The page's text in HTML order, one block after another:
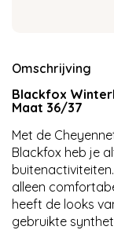
Omschrijving
Blackfox
Maat 36/37
Met de
Blackfox heb je
alleen
heeft de looks
gebruikte